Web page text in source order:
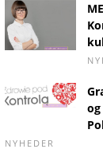
NYHEDER